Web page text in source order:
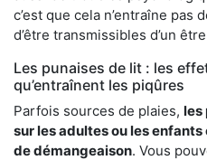
c’est que cela n’entraîne pas
d’être transmissibles d’un
Les punaises de lit : les
qu’entraînent les piqûres
Parfois sources de plaies, les
sur les adultes ou les
de démangeaison. Vous